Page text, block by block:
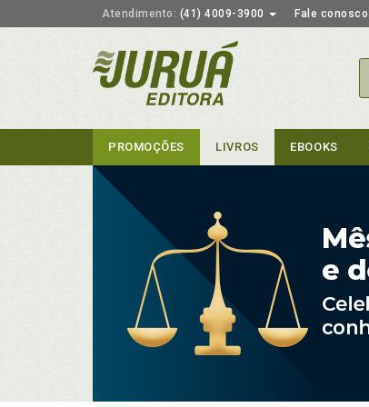
Atendimento: (41) 4009-3900 Fale conosco
PROMOÇÕES LIVROS EBOOKS